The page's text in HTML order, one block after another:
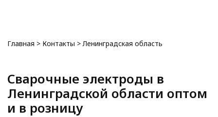
Главная > Контакты > Ленинградская область
Сварочные электроды в
Ленинградской области оптом
и в розницу